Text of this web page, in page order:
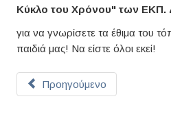
Κύκλο του Χρόνου" των
για να γνωρίσετε τα έθιμα του
παιδιά μας! Να είστε όλοι εκεί!
Προηγούμενο